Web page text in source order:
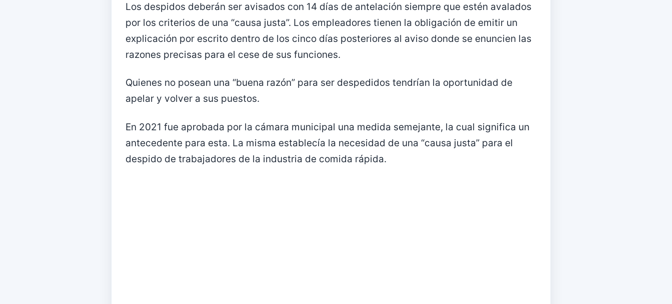
Los despidos deberán ser avisados con 14 días de antelación siempre que estén avalados
por los criterios de una “causa justa”. Los empleadores tienen la obligación de emitir un
explicación por escrito dentro de los cinco días posteriores al aviso donde se enuncien las
razones precisas para el cese de sus funciones.
Quienes no posean una “buena razón” para ser despedidos tendrían la oportunidad de
apelar y volver a sus puestos.
En 2021 fue aprobada por la cámara municipal una medida semejante, la cual significa un
antecedente para esta. La misma establecía la necesidad de una “causa justa” para el
despido de trabajadores de la industria de comida rápida.